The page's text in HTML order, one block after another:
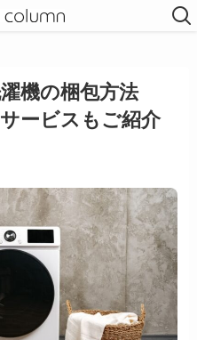
機の梱包方法
ービスもご紹介